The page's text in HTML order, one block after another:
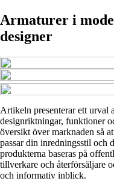
Armaturer i
designer
Artikeln presenterar ett urval
designriktningar, funktioner
översikt över marknaden så
passar din inredningsstil och
produkterna baseras på
tillverkare och återförsäljare
och informativ inblick.